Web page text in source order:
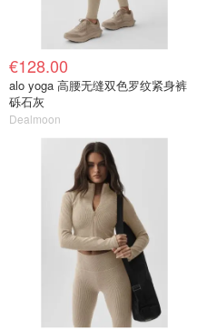
€128.00
alo yoga 高腰无缝双色罗纹紧身裤
砾石灰
Dealmoon